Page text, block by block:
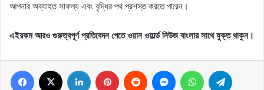
আপনার অব্যাহত সাফল্য এবং বৃদ্ধির পথ প্রশস্ত করতে পারেন।
এইরকম আরও গুরুত্বপূর্ণ প্রতিবেদন পেতে ওয়ান ওয়ার্ল্ড নিউজ বাংলার সাথে যুক্ত থাকুন।